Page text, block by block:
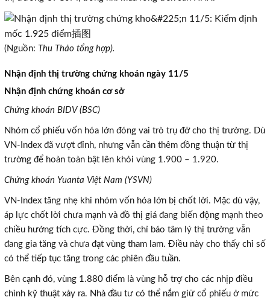
(Nguồn: Thu Thảo tổng hợp).
Nhận định thị trường chứng khoán ngày 11/5
Nhận định chứng khoán cơ sở
Chứng khoán BIDV (BSC)
Nhóm cổ phiếu vốn hóa lớn đóng vai trò trụ đỡ cho thị trường. Dù
VN-Index đã vượt đỉnh, nhưng vẫn cần thêm đồng thuận từ thị
trường để hoàn toàn bật lên khỏi vùng 1.900 – 1.920.
Chứng khoán Yuanta Việt Nam (YSVN)
VN-Index tăng nhẹ khi nhóm vốn hóa lớn bị chốt lời. Mặc dù vậy,
áp lực chốt lời chưa mạnh và đồ thị giá đang biến động mạnh theo
chiều hướng tích cực. Đồng thời, chỉ báo tâm lý thị trường vẫn
đang gia tăng và chưa đạt vùng tham lam. Điều này cho thấy chỉ số
có thể tiếp tục tăng trong các phiên đầu tuần.
Bên cạnh đó, vùng 1.880 điểm là vùng hỗ trợ cho các nhịp điều
chỉnh kỹ thuật xảy ra. Nhà đầu tư có thể nắm giữ cổ phiếu ở mức